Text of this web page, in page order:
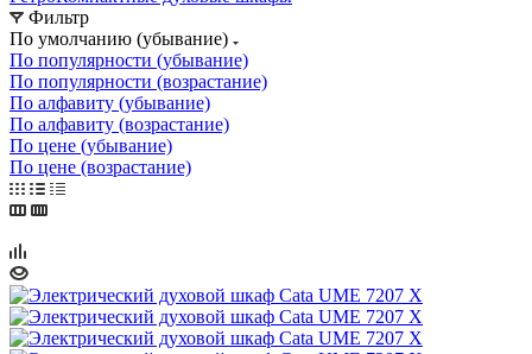
Фильтр
По умолчанию (убывание)
По популярности (убывание)
По популярности (возрастание)
По алфавиту (убывание)
По алфавиту (возрастание)
По цене (убывание)
По цене (возрастание)